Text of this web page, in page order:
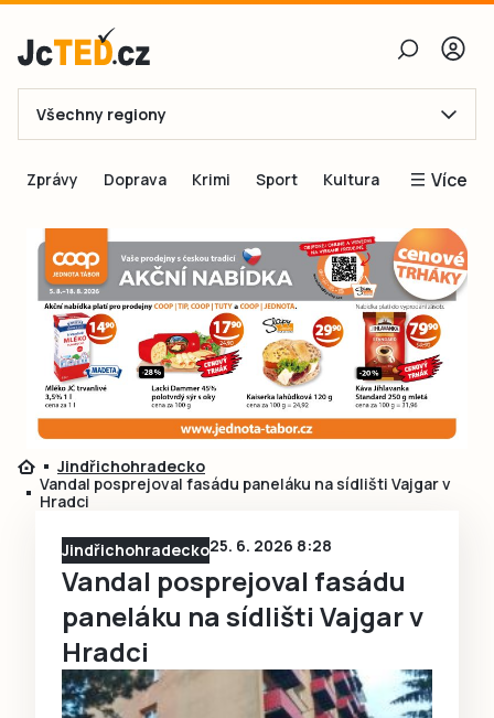
E-mail
Obnovit heslo
Přihlásit se
Přihlásit se přes Facebook
Ještě nemám účet, chci seRegistrovat
Všechny regiony
Zprávy Doprava Krimi Sport Kultura Více
Inspirace
Čtenáři píší
Speciální přílohy
Inzerce
Jindřichohradecko
Vandal posprejoval fasádu paneláku na sídlišti Vajgar v
Hradci
Jindřichohradecko25. 6. 2026 8:28
Vandal posprejoval fasádu
paneláku na sídlišti Vajgar v
Hradci